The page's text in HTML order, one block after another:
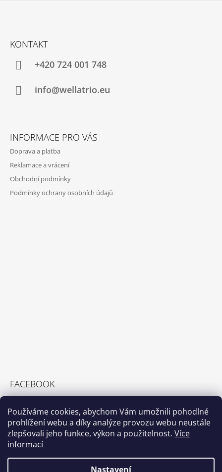
Používáme cookies, abychom Vám umožnili pohodlné
prohlížení webu a díky analýze provozu webu neustále
zlepšovali jeho funkce, výkon a použitelnost. Více
informací
Nastavení
KONTAKT
+420 724 001 748
info@wellatrio.eu
INFORMACE PRO VÁS
Doprava a platba
Reklamace a vrácení
Obchodní podmínky
Podmínky ochrany osobních údajů
FACEBOOK
PŘIJÍMÁME ONLINE PLATBY